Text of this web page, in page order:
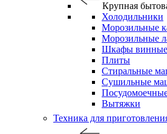
Крупная
Холодильники
Морозильные
Морозильные
Шкафы винные
Плиты
Стиральные
Сушильные
Вытяжки
Техника для